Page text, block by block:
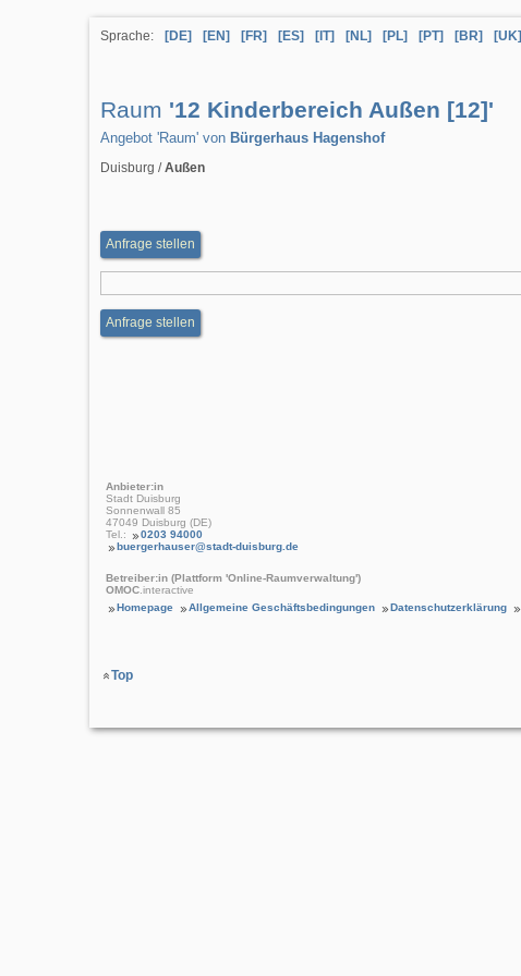
Sprache: [DE] [EN] [FR] [ES] [IT] [NL] [PL] [PT] [BR] [UK]
Raum '12 Kinderbereich Außen [12]'
Angebot 'Raum' von Bürgerhaus Hagenshof
Duisburg /Außen
Anfrage stellen
Anfrage stellen
Anbieter:in
Stadt Duisburg
Sonnenwall 85
47049 Duisburg (DE)
Tel.:
0203 94000
buergerhauser@stadt-duisburg.de
Betreiber:in (Plattform 'Online-Raumverwaltung')
OMOC .interactive
Homepage
Allgemeine Geschäftsbedingungen Datenschutzerklärung
Top